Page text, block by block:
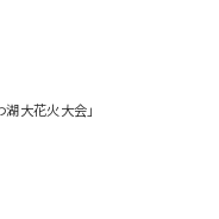
大花火大会」